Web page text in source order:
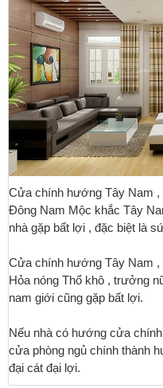
Cửa chính hướng Tây Nam
Đông Nam Mộc khắc Tây
nhà gặp bất lợi , đặc biệt là
Cửa chính hướng Tây Nam
Hỏa nóng Thổ khô , trưởng
nam giới cũng gặp bất lợi.
Nếu nhà có hướng cửa
cửa phòng ngủ chính thành
đại cát đại lợi.